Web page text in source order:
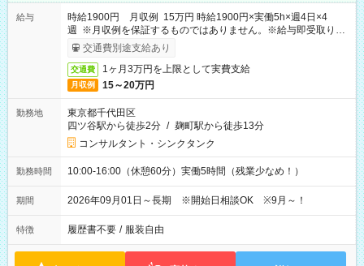
給与
時給1900円 月収例 15万円 時給1900円×実働5h×週4日×4
週 ※月収例を保証するものではありません。※給与即受取りサ
ービス利用可（利用条件有）
交通費別途支給あり
交通費 1ヶ月3万円を上限として実費支給
月収例 15～20万円
勤務地
東京都千代田区
四ツ谷駅から徒歩2分 / 麹町駅から徒歩13分
コンサルタント・シンクタンク
勤務時間 10:00-16:00（休憩60分）実働5時間（残業少なめ！）
期間 2026年09月01日～長期 ※開始日相談OK ※9月～！
特徴 履歴書不要 / 服装自由